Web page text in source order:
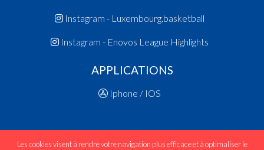
Instagram - Luxembourg.basketball
Instagram - Enovos League Highlights
APPLICATIONS
Iphone / IOS
Les cookies visent à rendre votre navigation plus efficace et à optimaliser le